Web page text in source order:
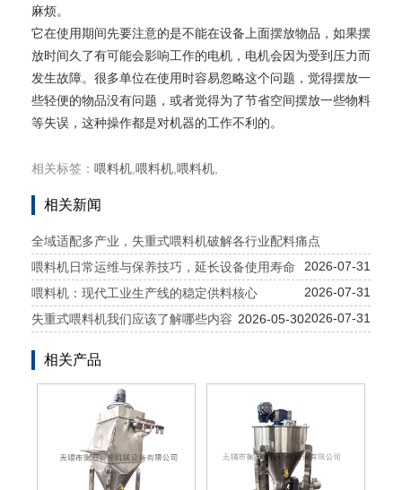
麻烦。
它在使用期间先要注意的是不能在设备上面摆放物品，如果摆
放时间久了有可能会影响工作的电机，电机会因为受到压力而
发生故障。很多单位在使用时容易忽略这个问题，觉得摆放一
些轻便的物品没有问题，或者觉得为了节省空间摆放一些物料
等失误，这种操作都是对机器的工作不利的。
相关标签： 喂料机 喂料机 喂料机
相关新闻
全域适配多产业，失重式喂料机破解各行业配料痛点
2026-07-31
喂料机日常运维与保养技巧，延长设备使用寿命
2026-07-31
喂料机：现代工业生产线的稳定供料核心
2026-07-31
失重式喂料机我们应该了解哪些内容 2026-05-30
相关产品